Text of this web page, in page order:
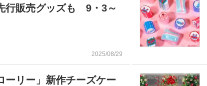
行販売グッズも 9・3～
2025/08/29
ーリー」新作チーズケー